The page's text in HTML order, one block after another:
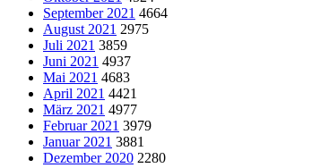
September 2021 4664
August 2021 2975
Juli 2021 3859
Juni 2021 4937
Mai 2021 4683
April 2021 4421
März 2021 4977
Februar 2021 3979
Januar 2021 3881
Dezember 2020 2280